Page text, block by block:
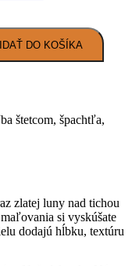
DO KOŠÍKA
štetcom, špachtľa,
zlatej luny nad tichou
si vyskúšate
dodajú hĺbku, textúru